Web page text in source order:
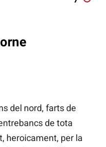
del nord, farts de
de tota
heroicament, per la